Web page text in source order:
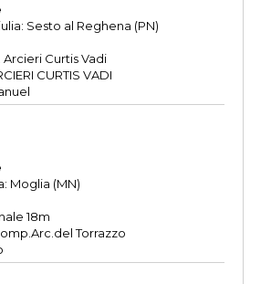
Sesto al Reghena (PN)
Arcieri Curtis Vadi
CURTIS VADI
Moglia (MN)
18m
Torrazzo